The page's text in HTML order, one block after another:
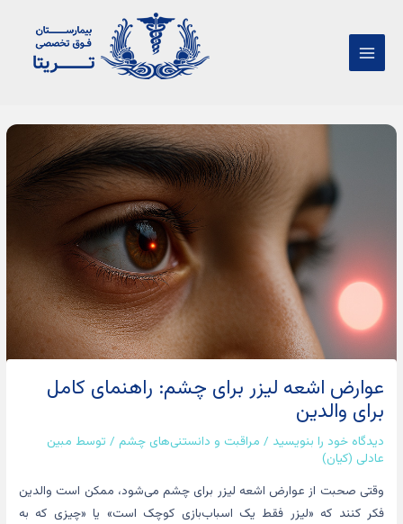
محتواMenu
عوارض اشعه لیزر برای چشم: راهنمای کامل
برای والدین
دیدگاه‌ خود را بنویسید / مراقبت و دانستنی‌های چشم / توسط مبین
عادلی (کیان)
وقتی صحبت از عوارض اشعه لیزر برای چشم می‌شود، ممکن است والدین
فکر کنند که «لیزر فقط یک اسباب‌بازی کوچک است» یا «چیزی که به
پیمایش